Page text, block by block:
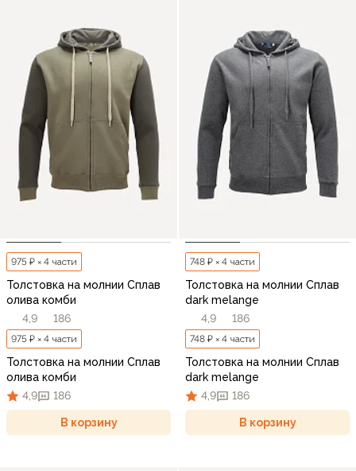
975 ₽ × 4 части
Толстовка на молнии Сплав
олива комби
4,9
186
975 ₽ × 4 части
Толстовка на молнии Сплав
олива комби
4,9
186
В корзину
748 ₽ × 4 части
Толстовка на молнии Сплав
dark melange
4,9
186
748 ₽ × 4 части
Толстовка на молнии Сплав
dark melange
4,9
186
В корзину